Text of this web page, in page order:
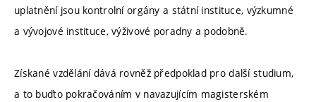
uplatnění jsou kontrolní orgány a státní instituce, výzkumné
a vývojové instituce, výživové poradny a podobně.
Získané vzdělání dává rovněž předpoklad pro další studium,
a to buďto pokračováním v navazujícím magisterském